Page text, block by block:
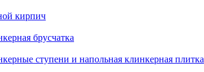
кирпич
брусчатка
ступени и напольная клинкерная плитка